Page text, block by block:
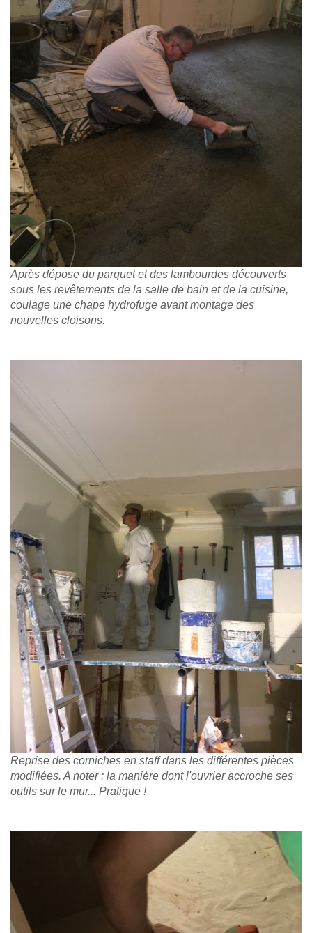
Après dépose du parquet et des lambourdes découverts
sous les revêtements de la salle de bain et de la cuisine,
coulage une chape hydrofuge avant montage des
nouvelles cloisons.
Reprise des corniches en staff dans les différentes pièces
modifiées. A noter : la manière dont l'ouvrier accroche ses
outils sur le mur... Pratique !